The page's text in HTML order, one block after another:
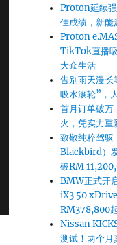
Proton延续
佳成绩，新能
Proton
TikTok直播
大众生活
告别雨天漫长
吸水滚轮”，
首月订单破
火，凭实力
致敬纯粹驾
Blackbird）
破RM
BMW正式开
iX3 50
RM378,800
Nissan
测试！两个月